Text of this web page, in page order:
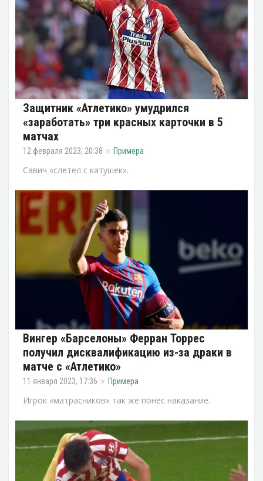
Защитник «Атлетико» умудрился
«заработать» три красных карточки в 5
матчах
12 февраля 2023, 20:38 Примера
Савич «слетел с катушек».
Вингер «Барселоны» Ферран Торрес
получил дисквалификацию из-за драки в
матче с «Атлетико»
11 января 2023, 17:36 Примера
Игрок «матрасников» так же понес наказание.